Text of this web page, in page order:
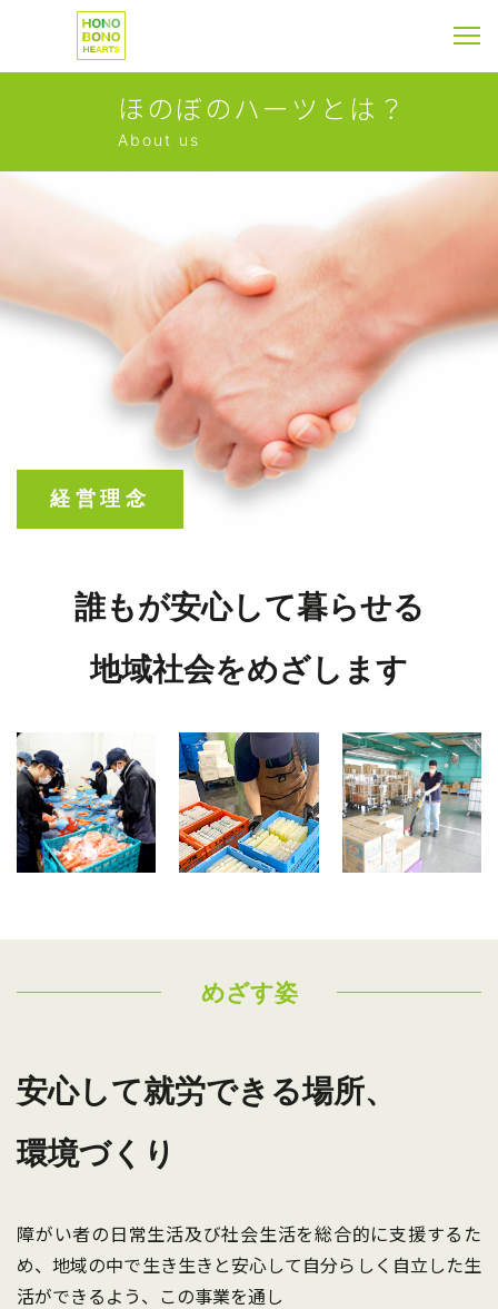
ほのぼのハーツとは？
About us
経営理念
誰もが安心して暮らせる
地域社会をめざします
めざす姿
安心して就労できる場所、
環境づくり
障がい者の日常生活及び社会生活を総合的に支援するた
め、地域の中で生き生きと安心して自分らしく自立した生
活ができるよう、この事業を通し